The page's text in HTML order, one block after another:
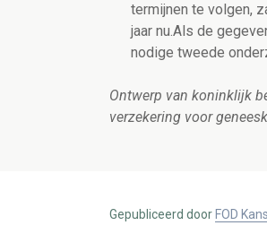
termijnen te volgen,
jaar nu.Als de
nodige tweede
Ontwerp van koninklijk
verzekering voor
Gepubliceerd door FOD